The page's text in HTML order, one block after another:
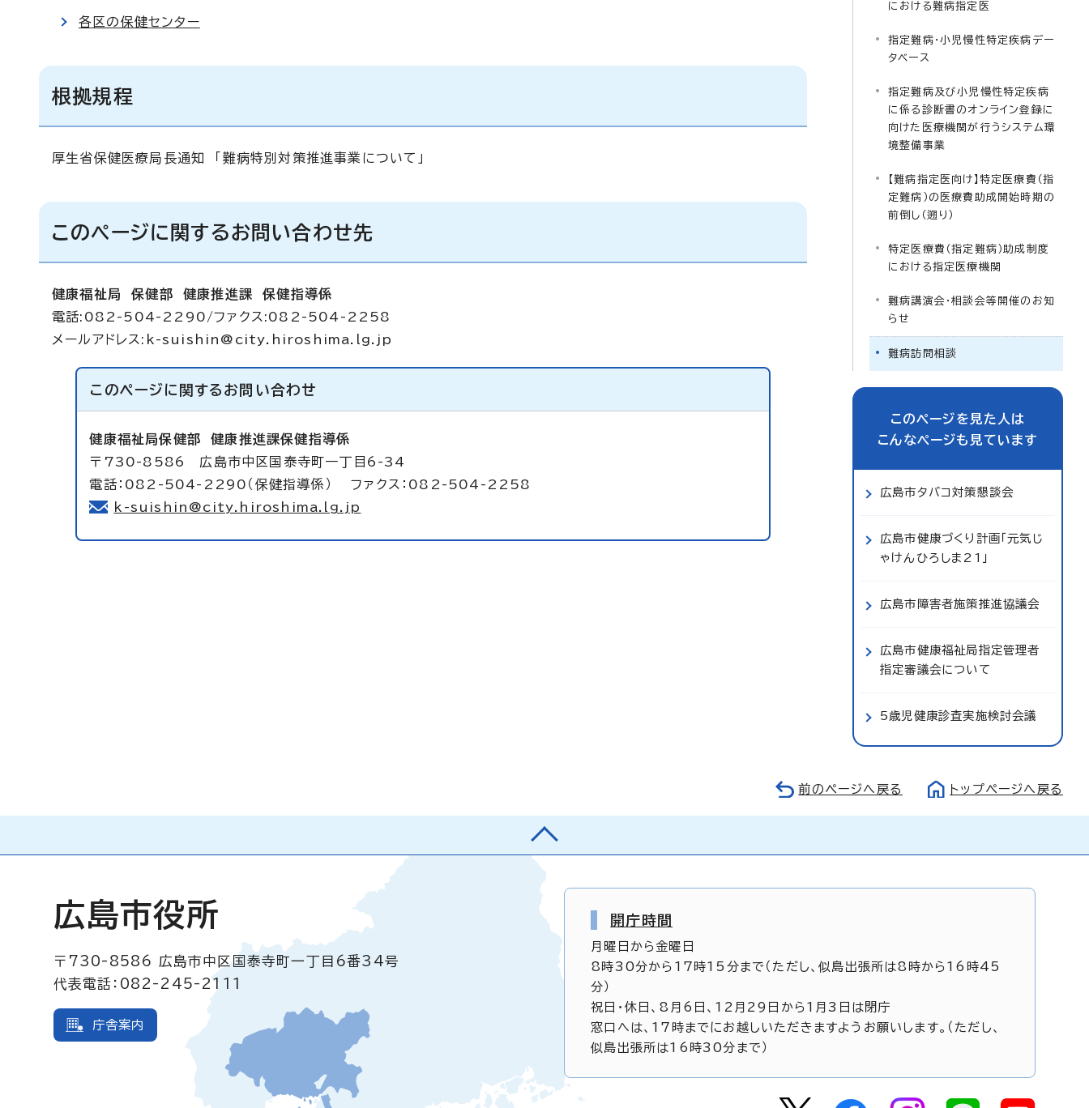
各区の保健センター
根拠規程
厚生省保健医療局長通知 「難病特別対策推進事業について」
このページに関するお問い合わせ先
健康福祉局 保健部 健康推進課 保健指導係
電話:082-504-2290/ファクス:082-504-2258
メールアドレス: k-suishin@city.hiroshima.lg.jp
このページに関する お問い合わせ
健康福祉局保健部健康推進課保健指導係
〒730-8586 広島市中区国泰寺町一丁目6-34
電話：082-504-2290（保健指導係） ファクス：082-504-2258
k-suishin@city.hiroshima.lg.jp
における難病指定医
指定難病・小児慢性特定疾病デー
タベース
指定難病及び小児慢性特定疾病
に係る診断書のオンライン登録に
向けた医療機関が行うシステム環
境整備事業
【難病指定医向け】特定医療費（指
定難病）の医療費助成開始時期の
前倒し（遡り）
特定医療費（指定難病）助成制度
における指定医療機関
難病講演会・相談会等開催のお知
らせ
難病訪問相談
このページを見た人は
こんなページも見ています
広島市タバコ対策懇談会
広島市健康づくり計画「元気じ
ゃけんひろしま21」
広島市障害者施策推進協議会
広島市健康福祉局指定管理者
指定審議会について
5歳児健康診査実施検討会議
前のページへ戻る トップページへ戻る
広島市役所
〒730-8586
広島市中区国泰寺町一丁目6番34号
代表電話：082-245-2111
庁舎案内
開庁時間
月曜日から金曜日
8時30分から17時15分まで（ただし、似島出張所は8時から16時45
分）
祝日・休日、8月6日、12月29日から1月3日は閉庁
窓口へは、17時までにお越しいただきますようお願いします。（ただし、
似島出張所は16時30分まで）